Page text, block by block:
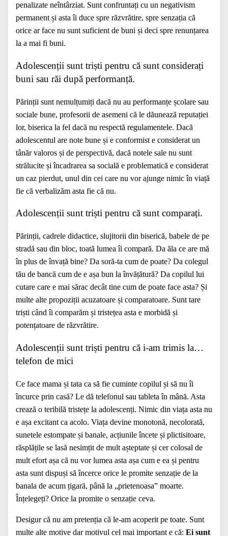
penalizate neîntârziat. Sunt confruntați cu un negativism
permanent și asta îi duce spre răzvrătire, spre senzația că
orice ar face nu sunt suficient de buni și deci spre renunțarea
la a mai fi buni.
Adolescenții sunt triști pentru că sunt considerați
buni sau răi după performanță.
Părinții sunt nemulțumiți dacă nu au performanțe școlare sau
sociale bune, profesorii de asemeni că le dăunează reputației
lor, biserica la fel dacă nu respectă regulamentele. Dacă
adolescentul are note bune și e conformist e considerat un
tânăr valoros și de perspectivă, dacă notele sale nu sunt
strălucite și încadrarea sa socială e problematică e considerat
un caz pierdut, unul din cei care nu vor ajunge nimic în viață
fie că verbalizăm asta fie că nu.
Adolescenții sunt triști pentru că sunt comparați.
Părinții, cadrele didactice, slujitorii din biserică, babele de pe
stradă sau din bloc, toată lumea îi compară. Da ăla ce are mă
în plus de învață bine? Da soră-ta cum de poate? Da colegul
tău de bancă cum de e așa bun la învățătură? Da copilul lui
cutare care e mai sărac decât tine cum de poate face asta? Și
multe alte propoziții acuzatoare și comparatoare. Sunt tare
triști când îi comparăm și tristețea asta e morbidă și
potențatoare de răzvrătire.
Adolescenții sunt triști pentru că i-am trimis la…
telefon de mici
Ce face mama și tata ca să fie cuminte copilul și să nu îi
încurce prin casă? Le dă telefonul sau tableta în mână. Asta
crează o teribilă tristețe la adolescenți. Nimic din viața asta nu
e așa excitant ca acolo. Viața devine monotonă, necolorată,
sunetele estompate și banale, acțiunile încete și plictisitoare,
răsplățile se lasă nesimțit de mult așteptate și cer colosal de
mult efort așa că nu vor lumea asta așa cum e ea și pentru
asta sunt dispuși să încerce orice le promite senzație de la
banala de acum țigară, până la „prietenoasa” moarte.
Înțelegeți? Orice la promite o senzație ceva.
Desigur că nu am pretenția că le-am acoperit pe toate. Sunt
multe alte motive dar motivul cel mai important e că: Ei sunt